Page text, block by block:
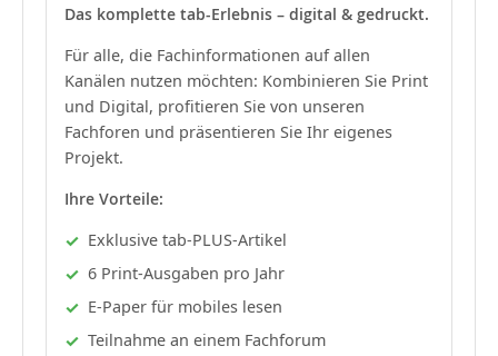
Das komplette tab-Erlebnis – digital & gedruckt.
Für alle, die Fachinformationen auf allen
Kanälen nutzen möchten: Kombinieren Sie Print
und Digital, profitieren Sie von unseren
Fachforen und präsentieren Sie Ihr eigenes
Projekt.
Ihre Vorteile:
Exklusive tab-PLUS-Artikel
6 Print-Ausgaben pro Jahr
E-Paper für mobiles lesen
Teilnahme an einem Fachforum